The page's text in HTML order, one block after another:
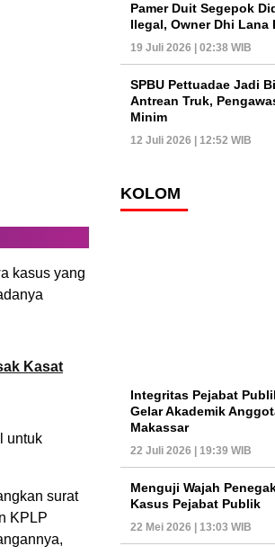
kasus yang
Kasat
untuk
surat
KPLP
Pamer Duit Segepok
Ilegal, Owner Dhi Lana
19 Juli 2026 | 02:38 WIB
SPBU Pettuadae Jadi
Antrean Truk,
Minim
12 Juli 2026 | 12:52 WIB
KOLOM
Integritas Pejabat
Gelar Akademik
Makassar
22 Juli 2026 | 19:39 WIB
Menguji Wajah
Kasus Pejabat Publik
22 Mei 2026 | 13:03 WIB